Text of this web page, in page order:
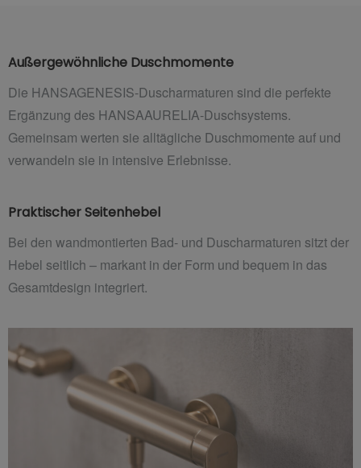
Außergewöhnliche Duschmomente
Die HANSAGENESIS-Duscharmaturen sind die perfekte
Ergänzung des HANSAAURELIA-Duschsystems.
Gemeinsam werten sie alltägliche Duschmomente auf und
verwandeln sie in intensive Erlebnisse.
Praktischer Seitenhebel
Bei den wandmontierten Bad- und Duscharmaturen sitzt der
Hebel seitlich – markant in der Form und bequem in das
Gesamtdesign integriert.